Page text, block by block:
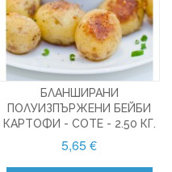
БЛАНШИРАНИ
ПОЛУИЗПЪРЖЕНИ БЕЙБИ
КАРТОФИ - СОТЕ - 2.50 КГ.
5,65 €